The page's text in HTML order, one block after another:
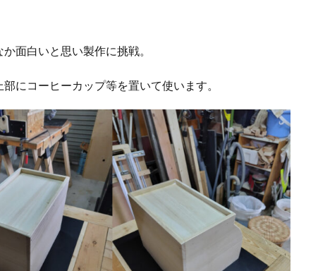
面白いと思い製作に挑戦。
にコーヒーカップ等を置いて使います。